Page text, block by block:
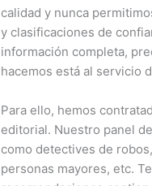
calidad y nunca
y clasificaciones de
información completa,
hacemos está al servicio
Para ello, hemos
editorial. Nuestro panel
como detectives de
personas mayores, etc.